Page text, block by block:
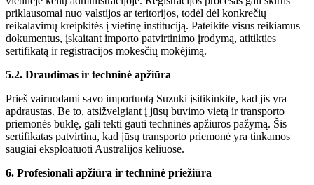
priklausomai nuo valstijos ar teritorijos, todėl dėl konkrečių
reikalavimų kreipkitės į vietinę instituciją. Pateikite visus reikiamus
dokumentus, įskaitant importo patvirtinimo įrodymą, atitikties
sertifikatą ir registracijos mokesčių mokėjimą.
5.2. Draudimas ir techninė apžiūra
Prieš vairuodami savo importuotą Suzuki įsitikinkite, kad jis yra
apdraustas. Be to, atsižvelgiant į jūsų buvimo vietą ir transporto
priemonės būklę, gali tekti gauti techninės apžiūros pažymą. Šis
sertifikatas patvirtina, kad jūsų transporto priemonė yra tinkamos
saugiai eksploatuoti Australijos keliuose.
6. Profesionali apžiūra ir techninė priežiūra